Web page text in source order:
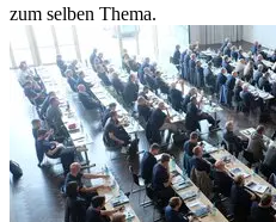
zum selben Thema.